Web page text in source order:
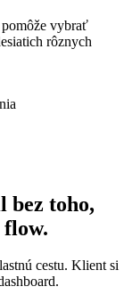
vybrať
rôznych
bez toho,
flow.
cestu. Klient si